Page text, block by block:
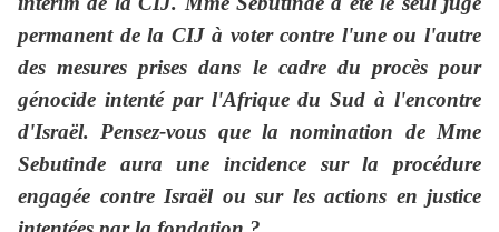
permanent de la CIJ à voter contre l'une ou l'autre
des mesures prises dans le cadre du procès pour
génocide intenté par l'Afrique du Sud à l'encontre
d'Israël. Pensez-vous que la nomination de Mme
Sebutinde aura une incidence sur la procédure
engagée contre Israël ou sur les actions en justice